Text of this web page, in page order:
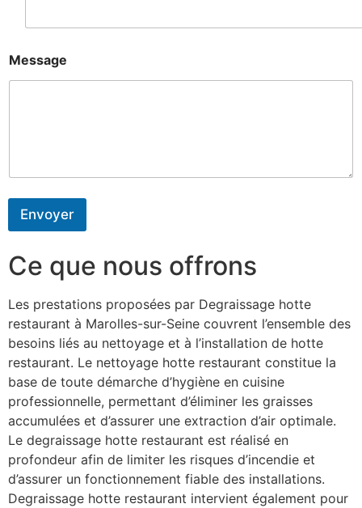
Message
Envoyer
Ce que nous offrons
Les prestations proposées par Degraissage hotte
restaurant à Marolles-sur-Seine couvrent l’ensemble des
besoins liés au nettoyage et à l’installation de hotte
restaurant. Le nettoyage hotte restaurant constitue la
base de toute démarche d’hygiène en cuisine
professionnelle, permettant d’éliminer les graisses
accumulées et d’assurer une extraction d’air optimale.
Le degraissage hotte restaurant est réalisé en
profondeur afin de limiter les risques d’incendie et
d’assurer un fonctionnement fiable des installations.
Degraissage hotte restaurant intervient également pour